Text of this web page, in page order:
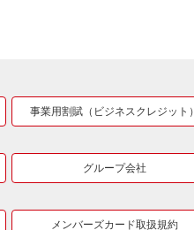
事業用割賦（ビジネスクレジット）
グループ会社
メンバーズカード取扱規約